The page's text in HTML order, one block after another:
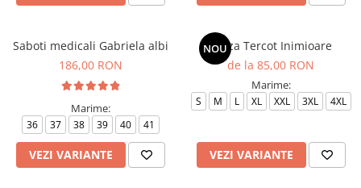
Saboti medicali Gabriela albi
186,00 RON
Marime:
36 37 38 39 40 41
VEZI VARIANTE
NOU
Bluza Tercot Inimioare
de la 85,00 RON
Marime:
S M L XL XXL 3XL 4XL
VEZI VARIANTE